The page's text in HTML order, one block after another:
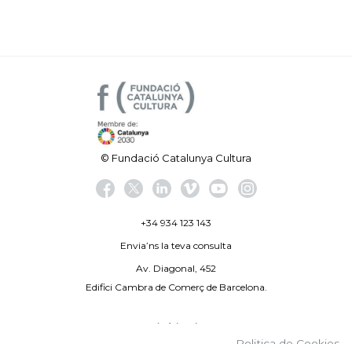
© Fundació Catalunya Cultura
+34 934 123 143
Envia’ns la teva consulta
Av. Diagonal, 452
Edifici Cambra de Comerç de Barcelona.
Avís legal